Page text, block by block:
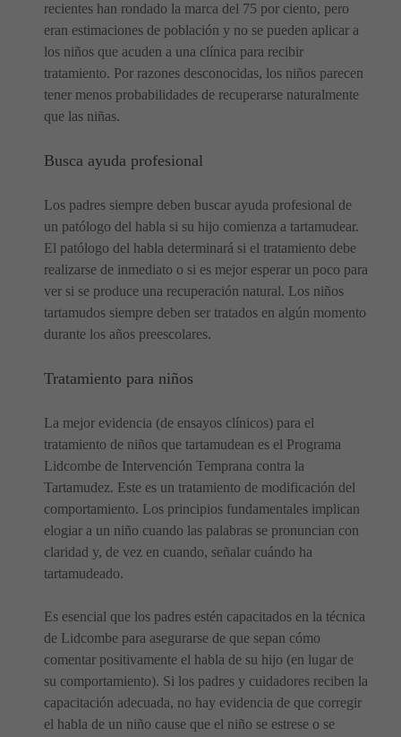
recientes han rondado la marca del 75 por ciento, pero
eran estimaciones de población y no se pueden aplicar a
los niños que acuden a una clínica para recibir
tratamiento. Por razones desconocidas, los niños parecen
tener menos probabilidades de recuperarse naturalmente
que las niñas.
Busca ayuda profesional
Los padres siempre deben buscar ayuda profesional de
un patólogo del habla si su hijo comienza a tartamudear.
El patólogo del habla determinará si el tratamiento debe
realizarse de inmediato o si es mejor esperar un poco para
ver si se produce una recuperación natural. Los niños
tartamudos siempre deben ser tratados en algún momento
durante los años preescolares.
Tratamiento para niños
La mejor evidencia (de ensayos clínicos) para el
tratamiento de niños que tartamudean es el Programa
Lidcombe de Intervención Temprana contra la
Tartamudez. Este es un tratamiento de modificación del
comportamiento. Los principios fundamentales implican
elogiar a un niño cuando las palabras se pronuncian con
claridad y, de vez en cuando, señalar cuándo ha
tartamudeado.
Es esencial que los padres estén capacitados en la técnica
de Lidcombe para asegurarse de que sepan cómo
comentar positivamente el habla de su hijo (en lugar de
su comportamiento). Si los padres y cuidadores reciben la
capacitación adecuada, no hay evidencia de que corregir
el habla de un niño cause que el niño se estrese o se